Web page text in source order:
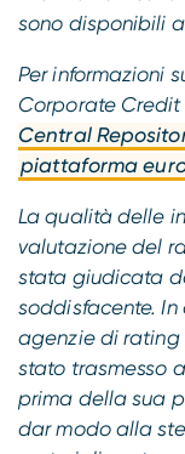
sono disponibili
Per informazioni
Corporate
Central
piattaforma
La qualità delle
valutazione del
stata giudicata
soddisfacente.
agenzie di rating
stato trasmesso
prima della sua
dar modo alla